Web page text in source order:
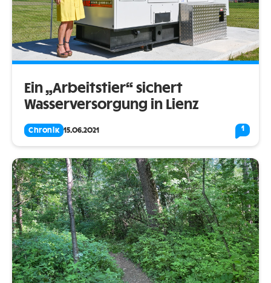
Ein „Arbeitstier“ sichert
Wasserversorgung in Lienz
Chronik 15.06.2021 1